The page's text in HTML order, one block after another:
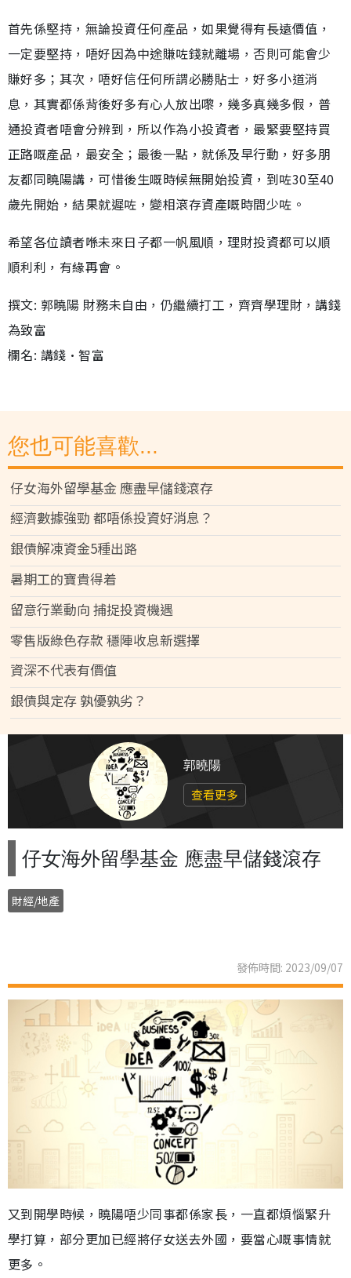
首先係堅持，無論投資任何產品，如果覺得有長遠價值，
一定要堅持，唔好因為中途賺咗錢就離場，否則可能會少
賺好多；其次，唔好信任何所謂必勝貼士，好多小道消
息，其實都係背後好多有心人放出嚟，幾多真幾多假，普
通投資者唔會分辨到，所以作為小投資者，最緊要堅持買
正路嘅產品，最安全；最後一點，就係及早行動，好多朋
友都同曉陽講，可惜後生嘅時候無開始投資，到咗30至40
歲先開始，結果就遲咗，變相滾存資產嘅時間少咗。
希望各位讀者喺未來日子都一帆風順，理財投資都可以順
順利利，有緣再會。
撰文: 郭曉陽 財務未自由，仍繼續打工，齊齊學理財，講錢
為致富
欄名: 講錢•智富
您也可能喜歡...
仔女海外留學基金 應盡早儲錢滾存
經濟數據強勁 都唔係投資好消息？
銀債解凍資金5種出路
暑期工的寶貴得着
留意行業動向 捕捉投資機遇
零售版綠色存款 穩陣收息新選擇
資深不代表有價值
銀債與定存 孰優孰劣？
郭曉陽
查看更多
仔女海外留學基金 應盡早儲錢滾存
財經/地產
發佈時間: 2023/09/07
又到開學時候，曉陽唔少同事都係家長，一直都煩惱緊升
學打算，部分更加已經將仔女送去外國，要當心嘅事情就
更多。